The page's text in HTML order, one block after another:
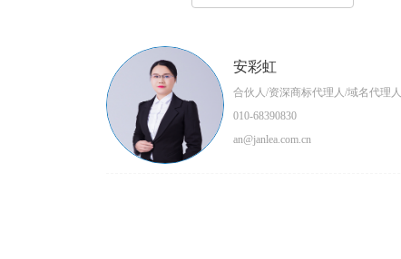
安彩虹
合伙人/资深商标代理人/域名代理人
010-68390830
an@janlea.com.cn